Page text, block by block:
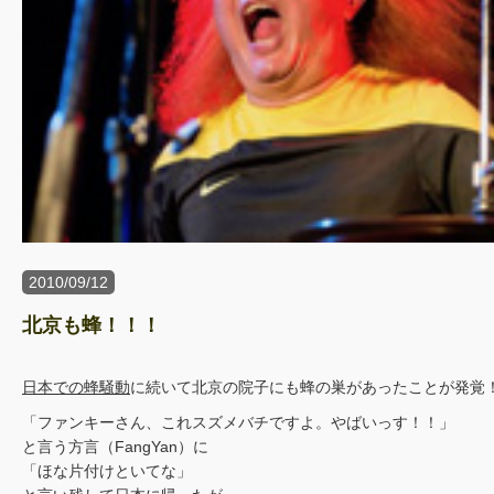
2010/09/12
北京も蜂！！！
日本での蜂騒動に続いて北京の院子にも蜂の巣があったことが発覚
「ファンキーさん、これスズメバチですよ。やばいっす！！」
と言う方言（FangYan）に
「ほな片付けといてな」